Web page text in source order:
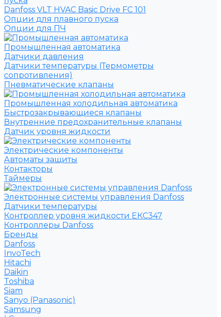
Danfoss VLT HVAC Basic Drive FC 101
Опции для плавного пуска
Опции для ПЧ
Промышленная автоматика
Датчики давления
Датчики температуры (Термометры
сопротивления)
Пневматические клапаны
Промышленная холодильная автоматика
Быстрозакрывающиеся клапаны
Внутренние предохранительные клапаны
Датчик уровня жидкости
Электрические компоненты
Автоматы защиты
Контакторы
Таймеры
Электронные системы управления Danfoss
Датчики температуры
Контроллер уровня жидкости ЕКС347
Контроллеры Danfoss
Бренды
Danfoss
InvoTech
Hitachi
Daikin
Toshiba
Siam
Sanyo (Panasonic)
Samsung